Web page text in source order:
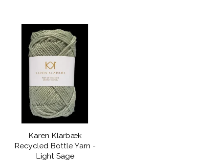
Karen Klarbæk
Recycled Bottle Yarn -
Light Sage